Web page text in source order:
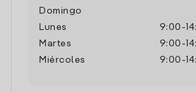
Domingo
Lunes
9:00 -
Martes
9:00 -
Miércoles
9:00 -